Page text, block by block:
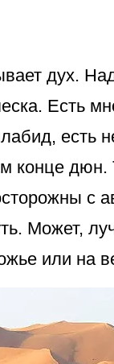
дух.
Есть
есть
конце дюн.
с
Может,
или на